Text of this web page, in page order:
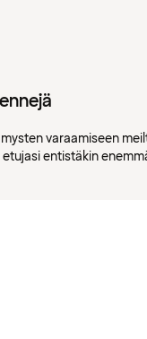
varaamiseen
entistäkin